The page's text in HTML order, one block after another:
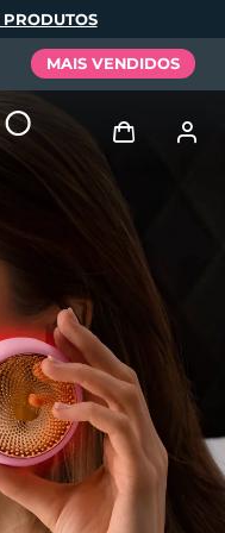
MAIS VENDIDOS
Entrar
Perfil de usuário
Meus aparelhos
Meus pedidos
Meus endereços
subscrições
Español
Português
Русский
繁體中文